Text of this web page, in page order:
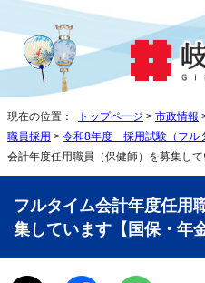
現在の位置： トップページ > 市政情報
職員採用 > 令和8年度 採用試験（フル
会計年度任用職員（保健師）を募集して
フルタイム会計年度任用
集しています【国保・年